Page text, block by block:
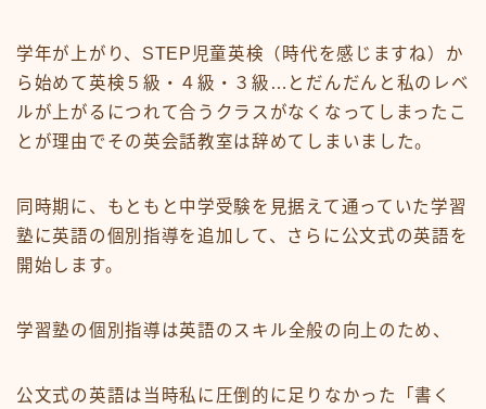
学年が上がり、STEP児童英検（時代を感じますね）か
ら始めて英検５級・４級・３級…とだんだんと私のレベ
ルが上がるにつれて合うクラスがなくなってしまったこ
とが理由でその英会話教室は辞めてしまいました。
同時期に、もともと中学受験を見据えて通っていた学習
塾に英語の個別指導を追加して、さらに公文式の英語を
開始します。
学習塾の個別指導は英語のスキル全般の向上 のため、
公文式の英語は当時私に圧倒的に足りなかった
「書く